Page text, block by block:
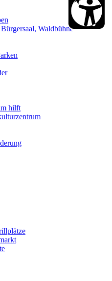
Waldbühne
hilft